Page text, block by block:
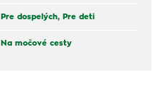
Pre dospelých, Pre deti
Na močové cesty